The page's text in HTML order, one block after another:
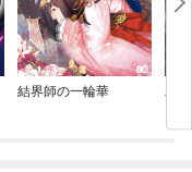
結界師の一輪華
バ
今